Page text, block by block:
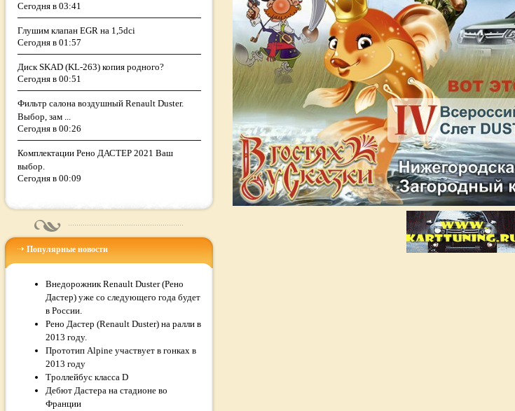
Сегодня в 03:41
Глушим клапан EGR на 1,5dci
Сегодня в 01:57
Диск SKAD (KL-263) копия родного?
Сегодня в 00:51
Фильтр салона воздушный Renault Duster.
Выбор, зам ...
Сегодня в 00:26
Комплектации Рено ДАСТЕР 2021 Ваш
выбор.
Сегодня в 00:09
Популярные новости
Внедорожник Renault Duster (Рено
Дастер) уже со следующего года будет
в России.
Рено Дастер (Renault Duster) на ралли в
2013 году.
Прототип Alpine участвует в гонках в
2013 году
Троллейбус класса D
Дебют Дастера на стадионе во
Франции